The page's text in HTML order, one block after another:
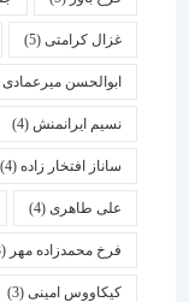
غزال کرامتی(5) محمد
ابوالحسن میرعمادی(4)
نسیم ایرانمنش(4)
ساناز افتخار زاده(4)
علی طاهری(4) فرید
فرخ محمدزاده مهر(3)
کیکاووس امینی(3)